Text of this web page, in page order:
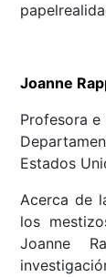
Joanne
Profesora
Estados
Acerca de
los
Joanne